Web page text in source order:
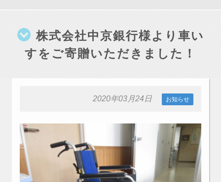
株式会社中京銀行様より車い
すをご寄贈いただきました！
2020年03月24日 お知らせ